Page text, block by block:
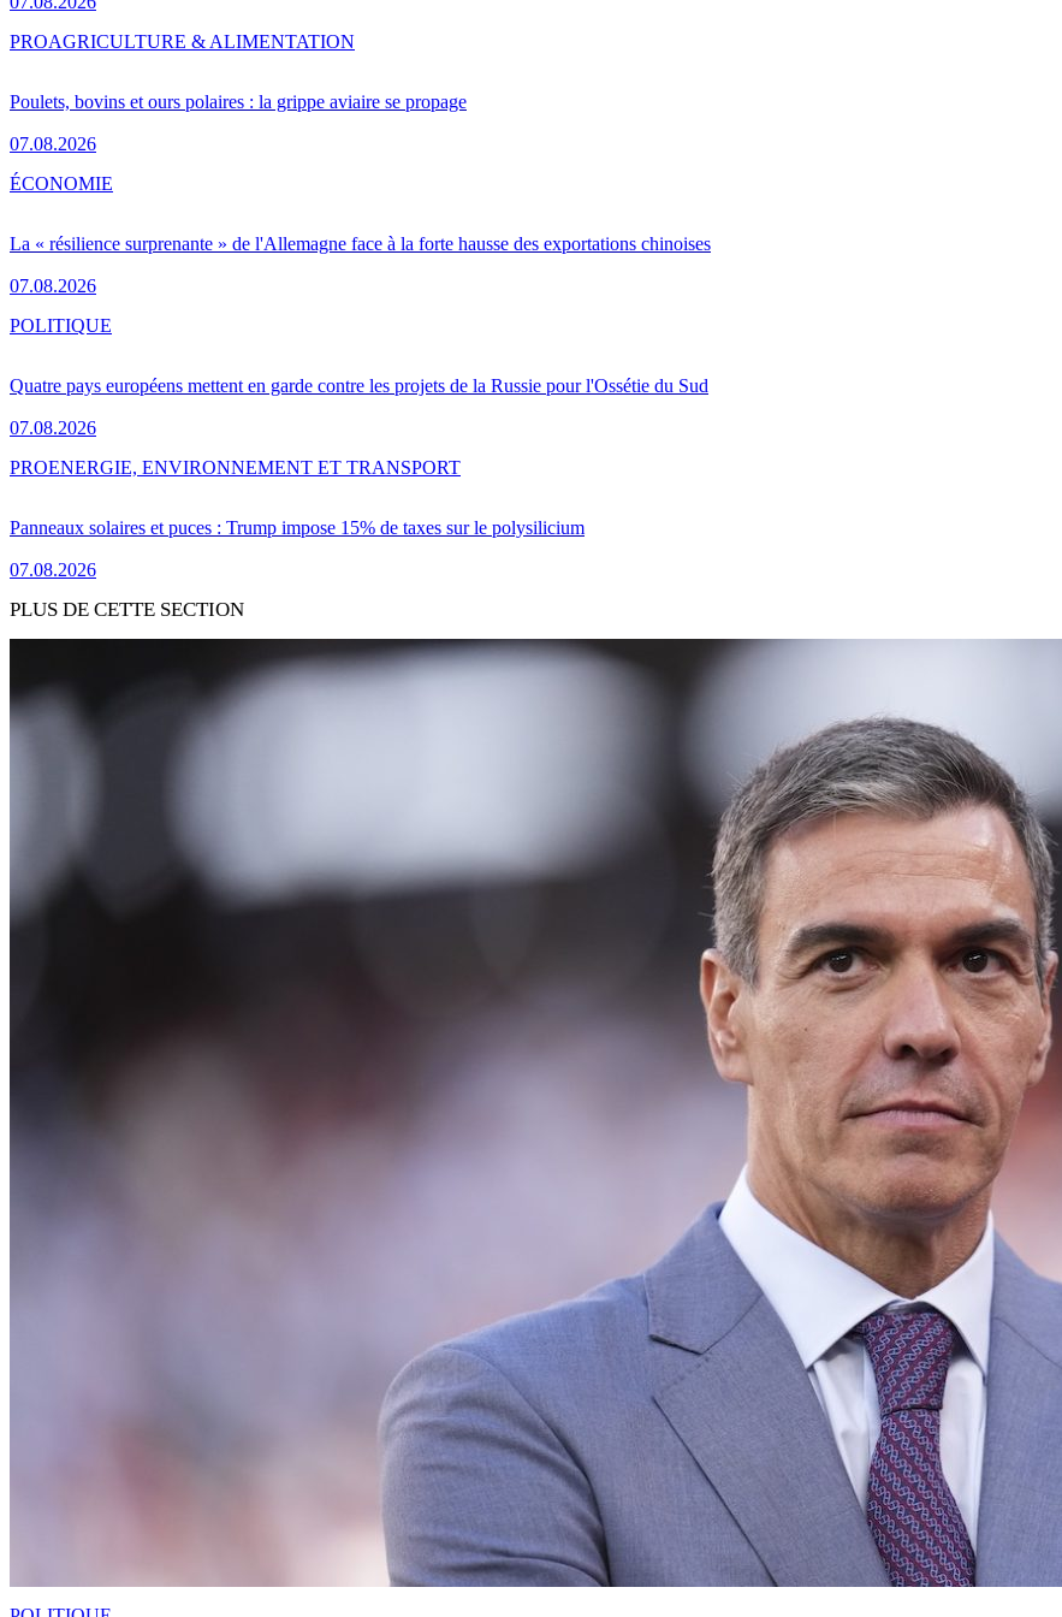
Poulets, bovins et ours polaires : la grippe aviaire se propage
07.08.2026
PROAGRICULTURE & ALIMENTATION
La « résilience surprenante » de l'Allemagne face à la forte hausse des exportations chinoises
07.08.2026
ÉCONOMIE
Quatre pays européens mettent en garde contre les projets de la Russie pour l'Ossétie du Sud
07.08.2026
POLITIQUE
Panneaux solaires et puces : Trump impose 15% de taxes sur le polysilicium
07.08.2026
PROENERGIE, ENVIRONNEMENT ET TRANSPORT
PLUS DE CETTE SECTION